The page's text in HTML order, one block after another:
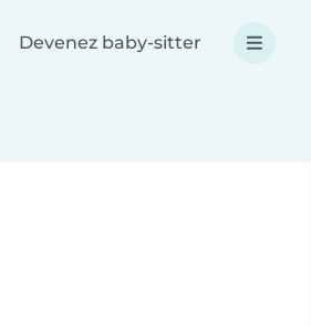
Devenez baby-sitter